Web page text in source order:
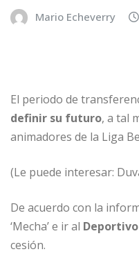
Mario Echeverry
El periodo de
definir su futuro, a tal
animadores de la Liga
(Le puede interesar:
De acuerdo con la
‘Mecha’ e ir al
cesión.